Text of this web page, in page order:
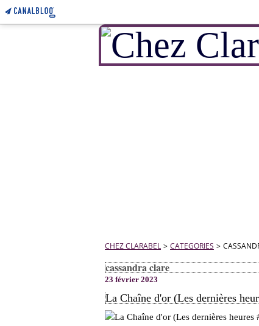
CHEZ CLARABEL > CATEGORIES >
cassandra clare
23 février 2023
La Chaîne d'or (Les dernières